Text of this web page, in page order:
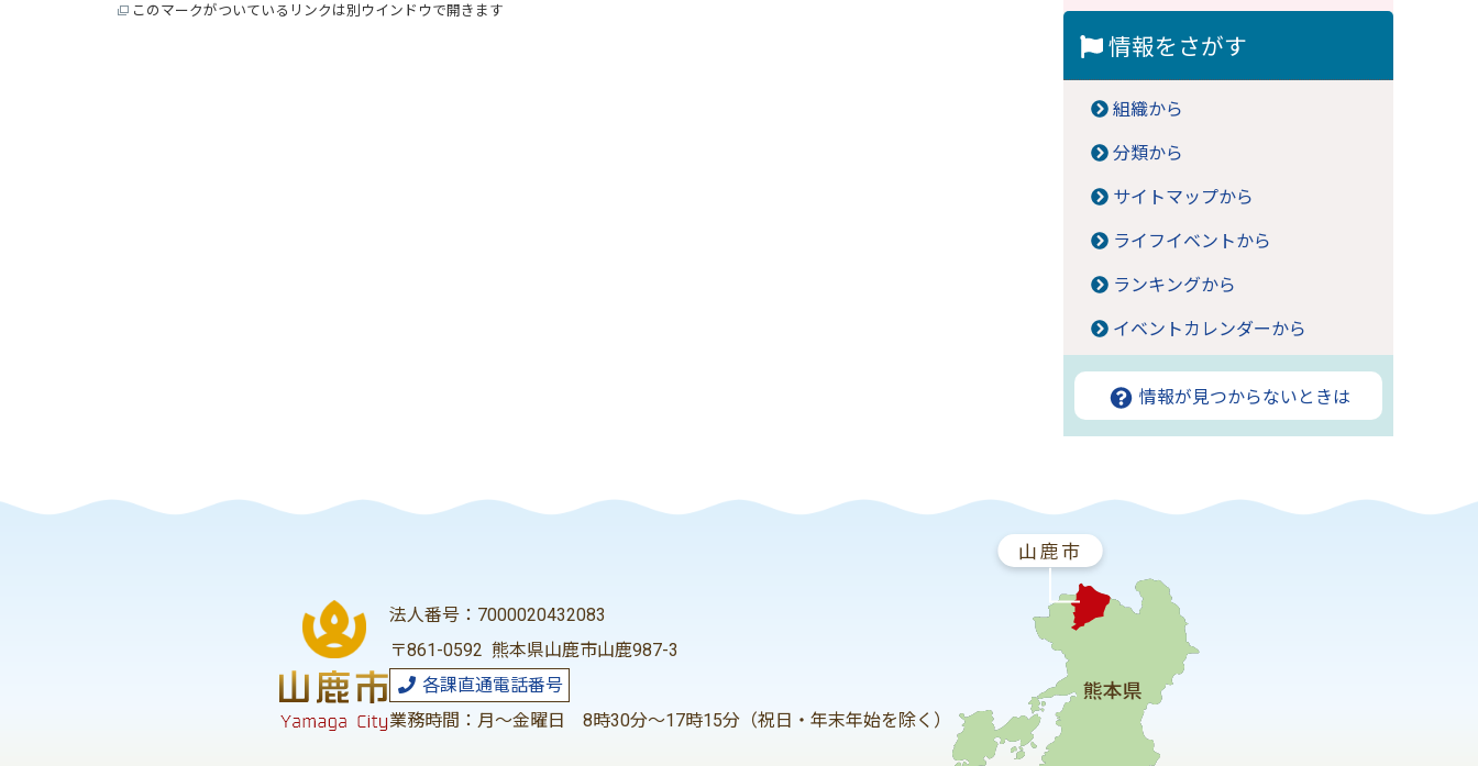
このマークがついているリンクは別ウインドウで開きます
情報をさがす
組織から
分類から
サイトマップから
ライフイベントから
ランキングから
イベントカレンダーから
情報が見つからないときは
法人番号：7000020432083
〒861-0592 熊本県山鹿市山鹿987-3
各課直通電話番号
業務時間：月～金曜日 8時30分～17時15分（祝日・年末年始を除く）